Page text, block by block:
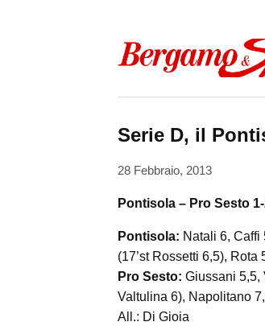
Serie D, il
28 Febbraio, 2013
Pontisola – Pro Sesto
Pontisola: Natali 6, Caffi
(17’st Rossetti 6,5), Rota
Pro Sesto: Giussani 5,5,
Valtulina 6), Napolitano
All.: Di Gioia